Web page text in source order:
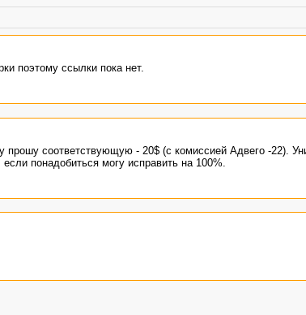
поэтому ссылки пока нет.
соответствующую - 20$ (с комиссией Адвего -22).
понадобиться могу исправить на 100%.